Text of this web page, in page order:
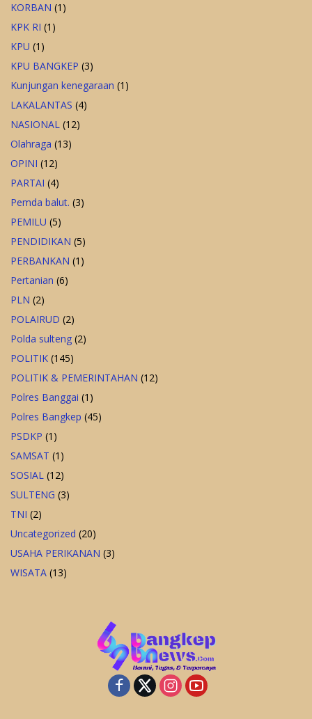
KORBAN (1)
KPK RI (1)
KPU (1)
KPU BANGKEP (3)
Kunjungan kenegaraan (1)
LAKALANTAS (4)
NASIONAL (12)
Olahraga (13)
OPINI (12)
PARTAI (4)
Pemda balut. (3)
PEMILU (5)
PENDIDIKAN (5)
PERBANKAN (1)
Pertanian (6)
PLN (2)
POLAIRUD (2)
Polda sulteng (2)
POLITIK (145)
POLITIK & PEMERINTAHAN (12)
Polres Banggai (1)
Polres Bangkep (45)
PSDKP (1)
SAMSAT (1)
SOSIAL (12)
SULTENG (3)
TNI (2)
Uncategorized (20)
USAHA PERIKANAN (3)
WISATA (13)